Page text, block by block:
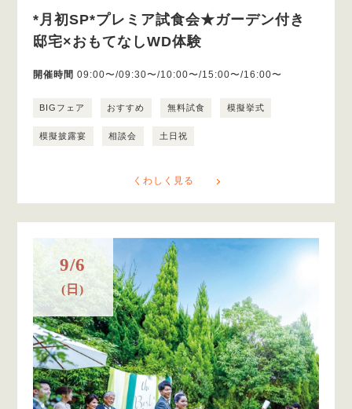
*月初SP*プレミア試食会★ガーデン付き
邸宅×おもてなしWD体験
開催時間 09:00〜/09:30〜/10:00〜/15:00〜/16:00〜
BIGフェア おすすめ 無料試食 模擬挙式
模擬披露宴 相談会 土日祝
くわしく見る
9/6
(日)